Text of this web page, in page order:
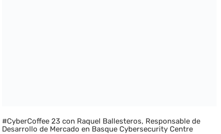
#CyberCoffee 23 con Raquel Ballesteros, Responsable de
Desarrollo de Mercado en Basque Cybersecurity Centre